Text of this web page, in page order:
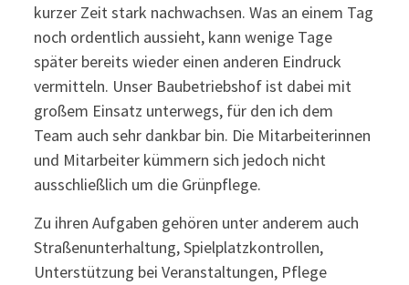
kurzer Zeit stark nachwachsen. Was an einem Tag
noch ordentlich aussieht, kann wenige Tage
später bereits wieder einen anderen Eindruck
vermitteln. Unser Baubetriebshof ist dabei mit
großem Einsatz unterwegs, für den ich dem
Team auch sehr dankbar bin. Die Mitarbeiterinnen
und Mitarbeiter kümmern sich jedoch nicht
ausschließlich um die Grünpflege.
Zu ihren Aufgaben gehören unter anderem auch
Straßenunterhaltung, Spielplatzkontrollen,
Unterstützung bei Veranstaltungen, Pflege